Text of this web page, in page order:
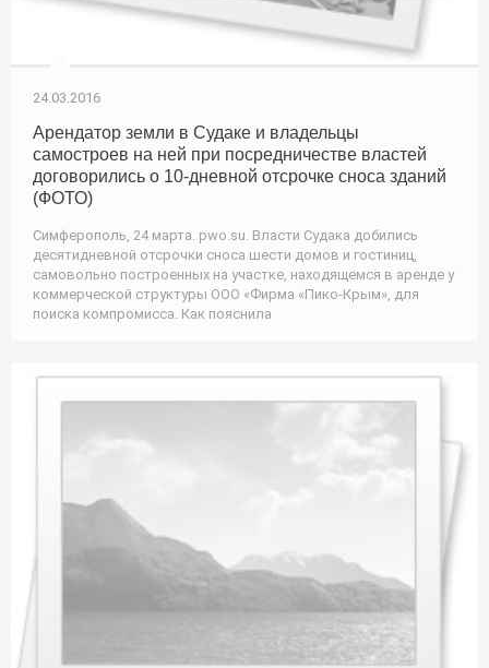
24.03.2016
Арендатор земли в Судаке и владельцы
самостроев на ней при посредничестве властей
договорились о 10-дневной отсрочке сноса зданий
(ФОТО)
Симферополь, 24 марта. pwo.su. Власти Судака добились
десятидневной отсрочки сноса шести домов и гостиниц,
самовольно построенных на участке, находящемся в аренде у
коммерческой структуры ООО «Фирма «Пико-Крым», для
поиска компромисса. Как пояснила